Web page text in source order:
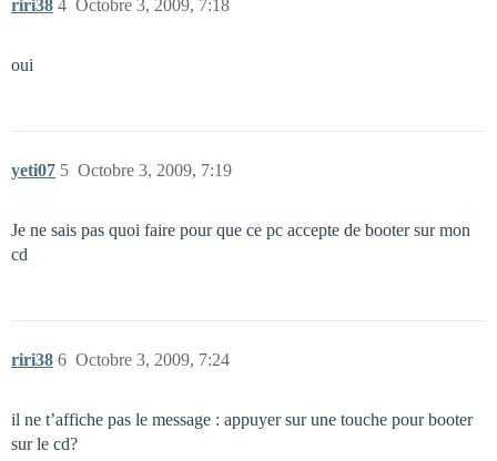
riri38 Octobre 3, 2009, 7:18
4
oui
yeti07 Octobre 3, 2009, 7:19
5
Je ne sais pas quoi faire pour que ce pc accepte de booter sur mon
cd
riri38 Octobre 3, 2009, 7:24
6
il ne t’affiche pas le message : appuyer sur une touche pour booter
sur le cd?